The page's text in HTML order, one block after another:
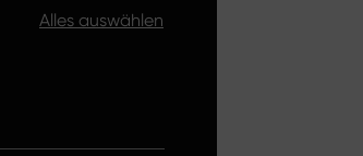
Alles auswählen